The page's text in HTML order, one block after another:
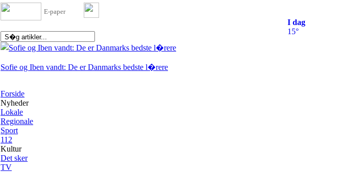
E-paper
I dag
15°
Sofie og Iben vandt: De er Danmarks bedste l�rere
Forside
Nyheder
Lokale
Regionale
Sport
112
Kultur
Det sker
TV